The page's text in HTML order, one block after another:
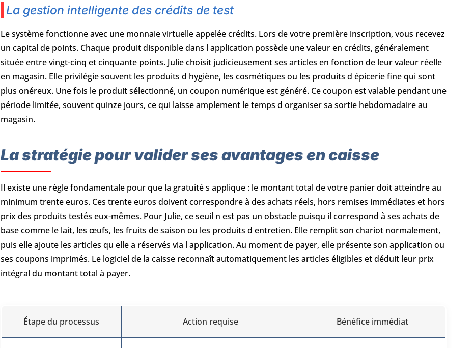
La gestion intelligente des crédits de test
Le système fonctionne avec une monnaie virtuelle appelée crédits. Lors de votre première inscription, vous recevez
un capital de points. Chaque produit disponible dans l application possède une valeur en crédits, généralement
située entre vingt-cinq et cinquante points. Julie choisit judicieusement ses articles en fonction de leur valeur réelle
en magasin. Elle privilégie souvent les produits d hygiène, les cosmétiques ou les produits d épicerie fine qui sont
plus onéreux. Une fois le produit sélectionné, un coupon numérique est généré. Ce coupon est valable pendant une
période limitée, souvent quinze jours, ce qui laisse amplement le temps d organiser sa sortie hebdomadaire au
magasin.
La stratégie pour valider ses avantages en caisse
Il existe une règle fondamentale pour que la gratuité s applique : le montant total de votre panier doit atteindre au
minimum trente euros. Ces trente euros doivent correspondre à des achats réels, hors remises immédiates et hors
prix des produits testés eux-mêmes. Pour Julie, ce seuil n est pas un obstacle puisqu il correspond à ses achats de
base comme le lait, les œufs, les fruits de saison ou les produits d entretien. Elle remplit son chariot normalement,
puis elle ajoute les articles qu elle a réservés via l application. Au moment de payer, elle présente son application ou
ses coupons imprimés. Le logiciel de la caisse reconnaît automatiquement les articles éligibles et déduit leur prix
intégral du montant total à payer.
Étape du processus Action requise Bénéfice immédiat